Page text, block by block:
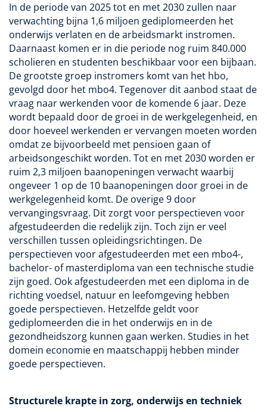
In de periode van 2025 tot en met 2030 zullen naar
verwachting bijna 1,6 miljoen gediplomeerden het
onderwijs verlaten en de arbeidsmarkt instromen.
Daarnaast komen er in die periode nog ruim 840.000
scholieren en studenten beschikbaar voor een bijbaan.
De grootste groep instromers komt van het hbo,
gevolgd door het mbo4. Tegenover dit aanbod staat de
vraag naar werkenden voor de komende 6 jaar. Deze
wordt bepaald door de groei in de werkgelegenheid, en
door hoeveel werkenden er vervangen moeten worden
omdat ze bijvoorbeeld met pensioen gaan of
arbeidsongeschikt worden. Tot en met 2030 worden er
ruim 2,3 miljoen baanopeningen verwacht waarbij
ongeveer 1 op de 10 baanopeningen door groei in de
werkgelegenheid komt. De overige 9 door
vervangingsvraag. Dit zorgt voor perspectieven voor
afgestudeerden die redelijk zijn. Toch zijn er veel
verschillen tussen opleidingsrichtingen. De
perspectieven voor afgestudeerden met een mbo4-,
bachelor- of masterdiploma van een technische studie
zijn goed. Ook afgestudeerden met een diploma in de
richting voedsel, natuur en leefomgeving hebben
goede perspectieven. Hetzelfde geldt voor
gediplomeerden die in het onderwijs en in de
gezondheidszorg kunnen gaan werken. Studies in het
domein economie en maatschappij hebben minder
goede perspectieven.
Structurele krapte in zorg, onderwijs en techniek